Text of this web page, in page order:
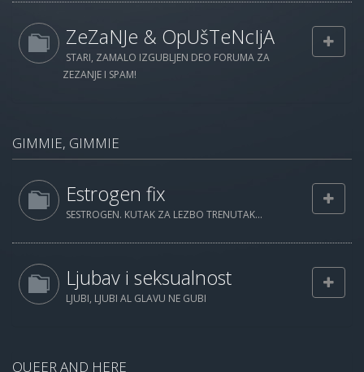
ZeZaNJe & OpUšTeNcIjA
STARI, ZAMALO IZGUBLJEN DEO FORUMA ZA
ZEZANJE I SPAM!
GIMMIE, GIMMIE
Estrogen fix
SESTROGEN. KUTAK ZA LEZBO TRENUTAK...
Ljubav i seksualnost
LJUBI, LJUBI AL GLAVU NE GUBI
QUEER AND HERE